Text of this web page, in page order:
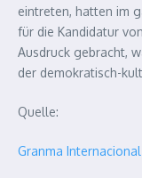
eintreten, hatten im
für die Kandidatur
Ausdruck gebracht,
der demokratisch-
Quelle:
Granma Internacional